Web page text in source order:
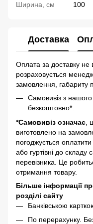
Ширина, см
100
Доставка
Оплата за доставку не
розраховується
замовлення, габариту
Самовивіз з нашого
безкоштовно*.
*Самовивіз означає ,
виготовлено на
погоджується
або гуртівні до складу
перевізника. Це
отримання товару.
Більше інформації
розділі сайту
Банківською
По перерахунку.